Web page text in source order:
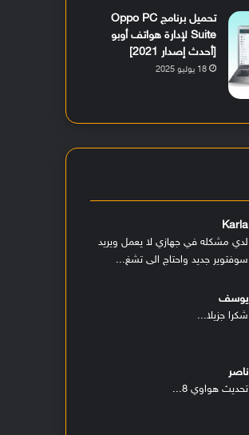
تحميل برنامج Oppo PC
Suite لإدارة هواتف أوبو
[أحدث إصدار 2021]
18 يوليو 2025
Karla
لدي مشكله في جهازي لا يعمل ويريد
سوفتوير جديد واحتاج الى تشغ...
يوسف
شكرا جزيلا...
ناصر
تحديث هواوي 8...